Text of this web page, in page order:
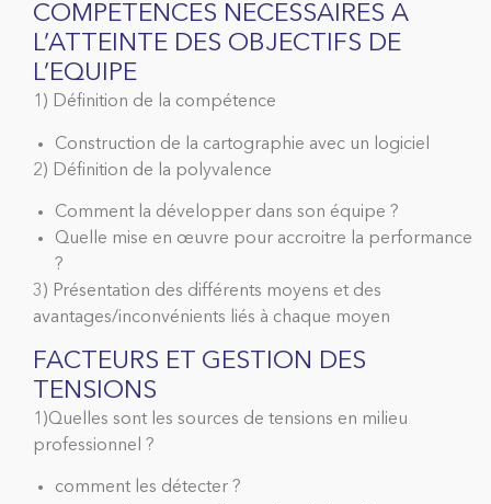
COMPETENCES NECESSAIRES A
L’ATTEINTE DES OBJECTIFS DE
L’EQUIPE
1) Définition de la compétence
Construction de la cartographie avec un logiciel
2) Définition de la polyvalence
Comment la développer dans son équipe ?
Quelle mise en œuvre pour accroitre la performance
?
3) Présentation des différents moyens et des
avantages/inconvénients liés à chaque moyen
FACTEURS ET GESTION DES
TENSIONS
1)Quelles sont les sources de tensions en milieu
professionnel ?
comment les détecter ?